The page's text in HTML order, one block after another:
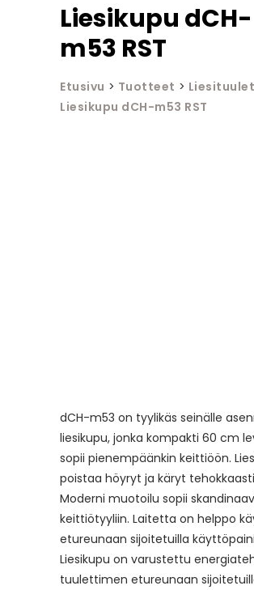
Liesikupu dCH-
m53 RST
Etusivu > Tuotteet >
Liesikupu dCH-m53 RST
dCH-m53 on tyylikäs seinälle
liesikupu, jonka kompakti 60 cm
sopii pienempäänkin keittiöön.
poistaa höyryt ja käryt
Moderni muotoilu sopii
keittiötyyliin. Laitetta on helppo
etureunaan sijoitetuilla
Liesikupu on varustettu
tuulettimen etureunaan